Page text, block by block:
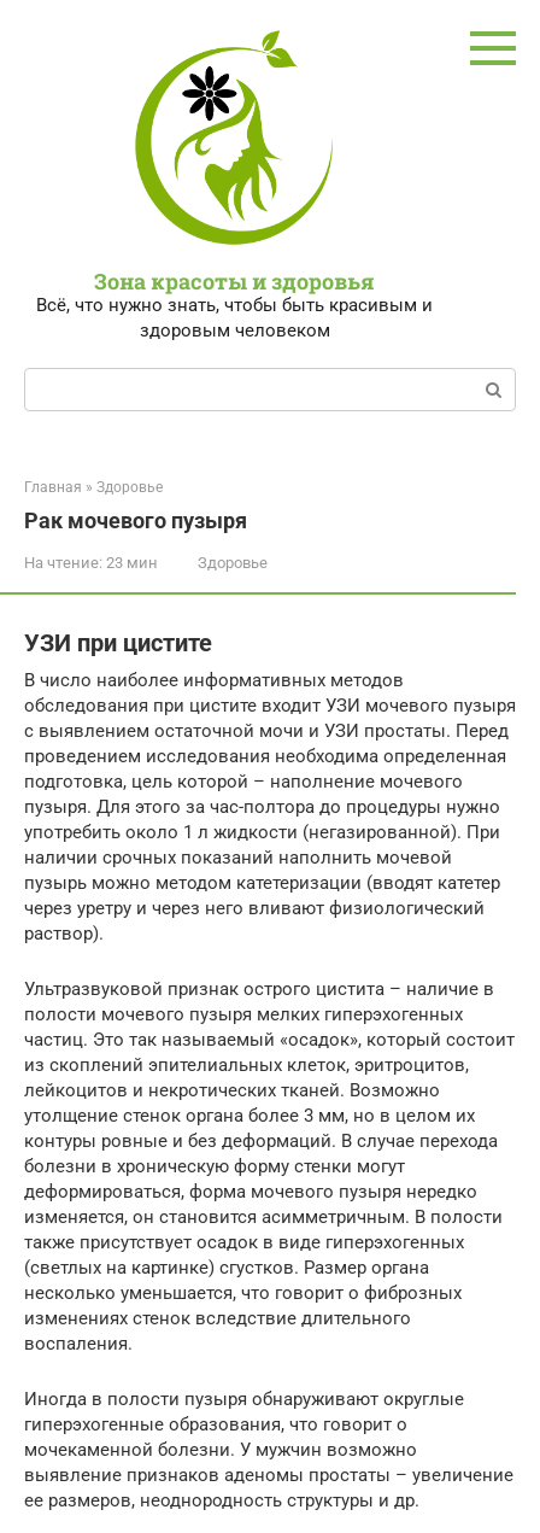
Зона красоты и здоровья
Всё, что нужно знать, чтобы быть красивым и
здоровым человеком
Поиск:
Главная » Здоровье
Рак мочевого пузыря
На чтение: 23 мин Здоровье
УЗИ при цистите
В число наиболее информативных методов
обследования при цистите входит УЗИ мочевого пузыря
с выявлением остаточной мочи и УЗИ простаты. Перед
проведением исследования необходима определенная
подготовка, цель которой – наполнение мочевого
пузыря. Для этого за час-полтора до процедуры нужно
употребить около 1 л жидкости (негазированной). При
наличии срочных показаний наполнить мочевой
пузырь можно методом катетеризации (вводят катетер
через уретру и через него вливают физиологический
раствор).
Ультразвуковой признак острого цистита – наличие в
полости мочевого пузыря мелких гиперэхогенных
частиц. Это так называемый «осадок», который состоит
из скоплений эпителиальных клеток, эритроцитов,
лейкоцитов и некротических тканей. Возможно
утолщение стенок органа более 3 мм, но в целом их
контуры ровные и без деформаций. В случае перехода
болезни в хроническую форму стенки могут
деформироваться, форма мочевого пузыря нередко
изменяется, он становится асимметричным. В полости
также присутствует осадок в виде гиперэхогенных
(светлых на картинке) сгустков. Размер органа
несколько уменьшается, что говорит о фиброзных
изменениях стенок вследствие длительного
воспаления.
Иногда в полости пузыря обнаруживают округлые
гиперэхогенные образования, что говорит о
мочекаменной болезни. У мужчин возможно
выявление признаков аденомы простаты – увеличение
ее размеров, неоднородность структуры и др.